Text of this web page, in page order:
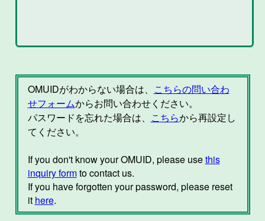
OMUIDがわからない場合は、
こちらの問い合わ
せフォームからお問い合わせください。
パスワードを忘れた場合は、
こちらから再設定し
てください。
If you don't know your OMUID, please usethis
inquiry formto contact us.
If you have forgotten your password, please reset
it here.